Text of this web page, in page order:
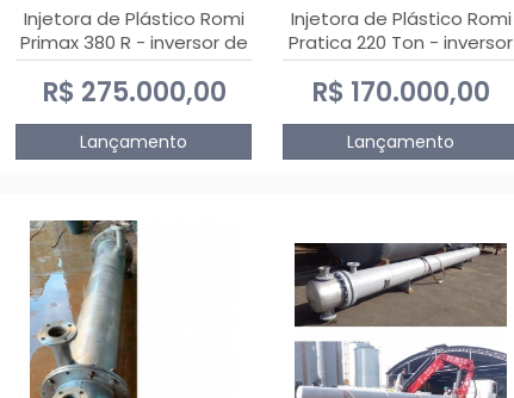
Injetora de Plástico Romi
Primax 380 R - inversor de
frequência NR 12
R$ 275.000,00
Lançamento
Injetora de Plástico Romi
Pratica 220 Ton - inversor
de frequência NR 12
R$ 170.000,00
Lançamento